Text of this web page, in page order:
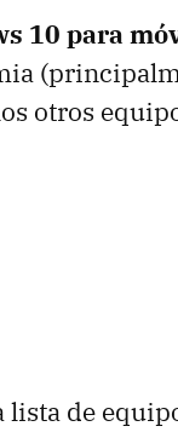
10 para
otros
lista de